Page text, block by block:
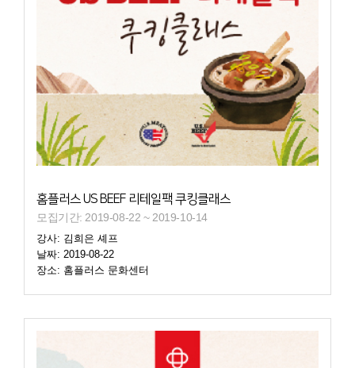
홈플러스 US BEEF 리테일팩 쿠킹클래스
모집기간: 2019-08-22 ~ 2019-10-14
강사: 김희은 셰프
날짜: 2019-08-22
장소: 홈플러스 문화센터